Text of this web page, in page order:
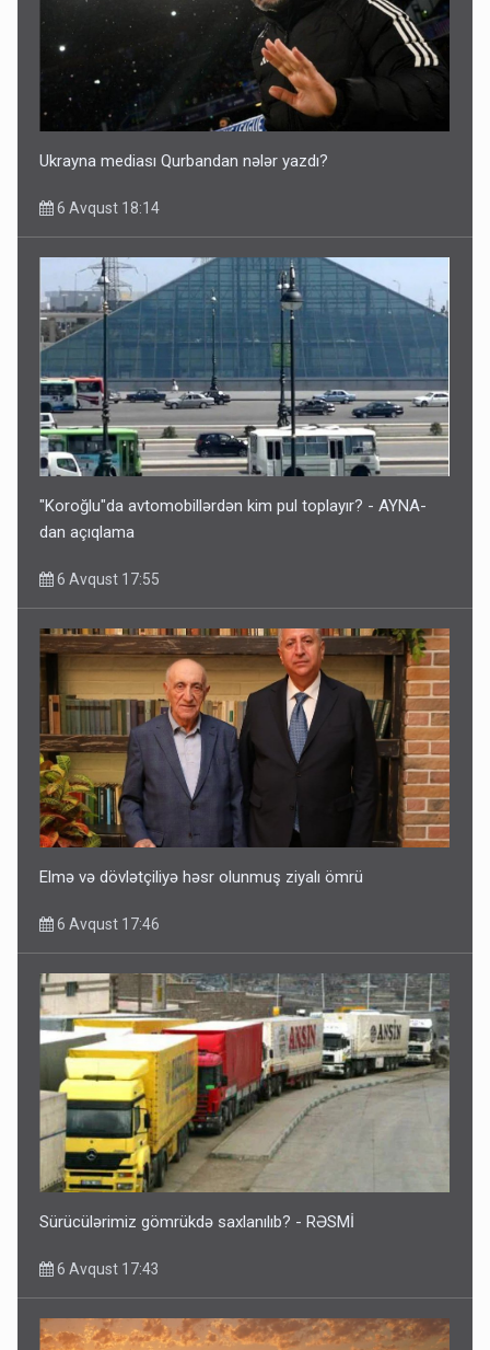
Ukrayna mediası Qurbandan nələr yazdı?
6 Avqust 18:14
"Koroğlu"da avtomobillərdən kim pul toplayır? - AYNA-
dan açıqlama
6 Avqust 17:55
Elmə və dövlətçiliyə həsr olunmuş ziyalı ömrü
6 Avqust 17:46
Sürücülərimiz gömrükdə saxlanılıb? - RƏSMİ
6 Avqust 17:43